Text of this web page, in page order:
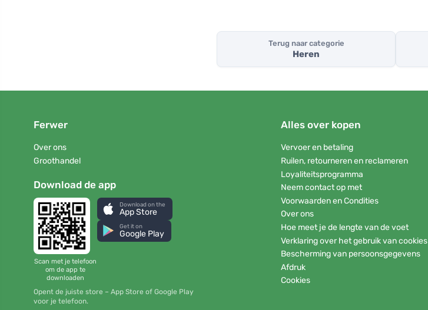
Terug naar categorie
Heren
Ferwer
Over ons
Groothandel
Download de app
Scan met je telefoon
om de app te
downloaden
Download on the
App Store
Get it on
Google Play
Opent de juiste store – App Store of Google Play
voor je telefoon.
Alles over kopen
Vervoer en betaling
Ruilen, retourneren en reclameren
Loyaliteitsprogramma
Neem contact op met
Voorwaarden en Condities
Over ons
Hoe meet je de lengte van de voet
Verklaring over het gebruik van cookies
Bescherming van persoonsgegevens
Afdruk
Cookies